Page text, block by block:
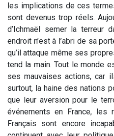
les implications de ces
sont devenus trop réels.
d’Ichmaël semer la terreur
endroit n’est à l’abri de sa
qu’il attaque même ses
tend la main. Tout le monde
ses mauvaises actions, car
surtout, la haine des nations
que leur aversion pour le
événements en France,
Français sont encore